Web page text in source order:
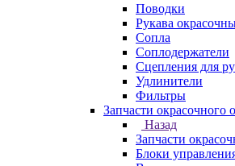
Поводки
Рукава
Сопла
Соплодержатели
Сцепления для
Удлинители
Фильтры
Запчасти окрасочного
Назад
Запчасти
Блоки